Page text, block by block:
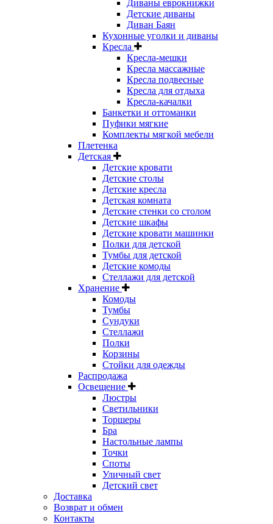
Диваны еврокнижки
Детские диваны
Диван Баян
Кухонные уголки и диваны
Кресла
Кресла-мешки
Кресла массажные
Кресла подвесные
Кресла для отдыха
Кресла-качалки
Банкетки и оттоманки
Пуфики мягкие
Комплекты мягкой мебели
Плетенка
Детская
Детские кровати
Детские столы
Детские кресла
Детская комната
Детские стенки со столом
Детские шкафы
Детские кровати машинки
Полки для детской
Тумбы для детской
Детские комоды
Стеллажи для детской
Хранение
Комоды
Тумбы
Сундуки
Стеллажи
Полки
Корзины
Стойки для одежды
Распродажа
Освещение
Люстры
Светильники
Торшеры
Бра
Настольные лампы
Точки
Споты
Уличный свет
Детский свет
Доставка
Возврат и обмен
Контакты